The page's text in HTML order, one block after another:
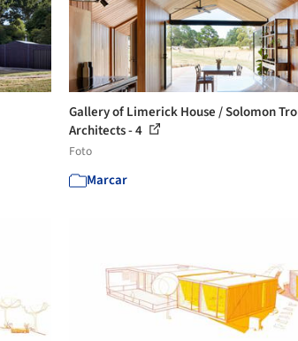
Gallery of Limerick House / Solomon
Architects - 4
Foto
Marcar